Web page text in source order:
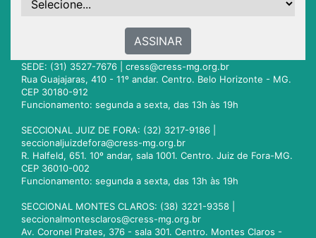
ASSINAR
SEDE: (31) 3527-7676 | cress@cress-mg.org.br
Rua Guajajaras, 410 - 11º andar. Centro. Belo Horizonte - MG.
CEP 30180-912
Funcionamento: segunda a sexta, das 13h às 19h
SECCIONAL JUIZ DE FORA: (32) 3217-9186 |
seccionaljuizdefora@cress-mg.org.br
R. Halfeld, 651. 10º andar, sala 1001. Centro. Juiz de Fora-MG.
CEP 36010-002
Funcionamento: segunda a sexta, das 13h às 19h
SECCIONAL MONTES CLAROS: (38) 3221-9358 |
seccionalmontesclaros@cress-mg.org.br
Av. Coronel Prates, 376 - sala 301. Centro. Montes Claros -